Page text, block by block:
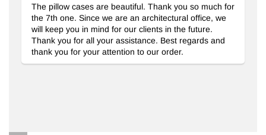
The pillow cases are beautiful. Thank you so much for
the 7th one. Since we are an architectural office, we
will keep you in mind for our clients in the future.
Thank you for all your assistance. Best regards and
thank you for your attention to our order.